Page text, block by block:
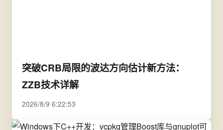
突破CRB局限的波达方向估计新方法：
ZZB技术详解
2026/8/9 6:22:53